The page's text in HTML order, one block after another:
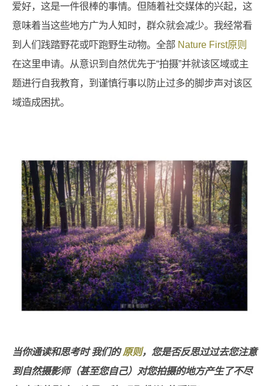
爱好，这是一件很棒的事情。但随着社交媒体的兴起，这
意味着当这些地方广为人知时，群众就会减少。我经常看
到人们践踏野花或吓跑野生动物。全部 Nature First原则
在这里申请。从意识到自然优先于“拍摄”并就该区域或主
题进行自我教育，到谨慎行事以防止过多的脚步声对该区
域造成困扰。
当你通读和思考时我们的原则，您是否反思过过去您注意
到自然摄影师（甚至您自己）对您拍摄的地方产生了不尽